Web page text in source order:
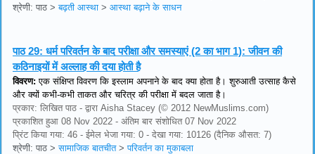
श्रेणी: पाठ >बढ़ती आस्था > आस्था बढ़ाने के साधन
पाठ 29: धर्म परिवर्तन के बाद परीक्षा और समस्याएं (2 का भाग 1): जीवन की
कठिनाइयों में अल्लाह की दया होती है
विवरण: एक संक्षिप्त विवरण कि इस्लाम अपनाने के बाद क्या होता है। शुरुआती उत्साह कैसे
और क्यों कभी-कभी ताकत और चरित्र की परीक्षा में बदल जाता है।
प्रकार: लिखित पाठ - द्वारा Aisha Stacey (© 2012 NewMuslims.com)
प्रकाशित हुआ 08 Nov 2022 - अंतिम बार संशोधित 07 Nov 2022
प्रिंट किया गया: 46 - ईमेल भेजा गया: 0 - देखा गया: 10126 (दैनिक औसत: 7)
श्रेणी: पाठ >सामाजिक बातचीत>परिवर्तन का मुकाबला